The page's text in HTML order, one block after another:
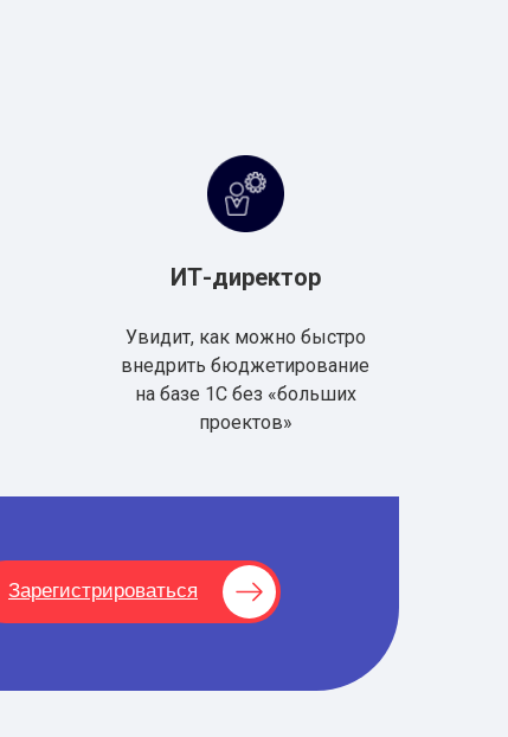
ИТ-директор
Увидит, как можно быстро
внедрить бюджетирование
на базе 1С без «больших
проектов»
Зарегистрироваться